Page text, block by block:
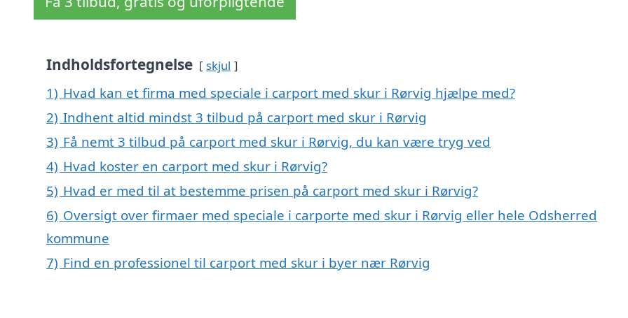
Indholdsfortegnelse skjul
1) Hvad kan et firma med speciale i carport med skur i Rørvig hjælpe med?
2) Indhent altid mindst 3 tilbud på carport med skur i Rørvig
3) Få nemt 3 tilbud på carport med skur i Rørvig, du kan være tryg ved
4) Hvad koster en carport med skur i Rørvig?
5) Hvad er med til at bestemme prisen på carport med skur i Rørvig?
6) Oversigt over firmaer med speciale i carporte med skur i Rørvig eller hele Odsherred
kommune
7) Find en professionel til carport med skur i byer nær Rørvig